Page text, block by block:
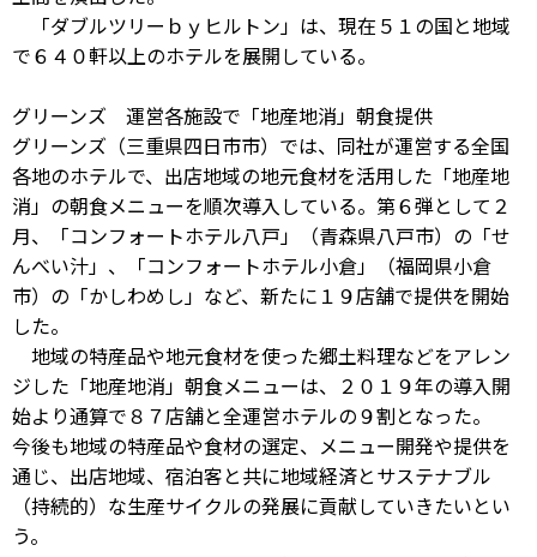
「ダブルツリーｂｙヒルトン」は、現在５１の国と地域
で６４０軒以上のホテルを展開している。
グリーンズ 運営各施設で「地産地消」朝食提供
グリーンズ（三重県四日市市）では、同社が運営する全国
各地のホテルで、出店地域の地元食材を活用した「地産地
消」の朝食メニューを順次導入している。第６弾として２
月、「コンフォートホテル八戸」（青森県八戸市）の「せ
んべい汁」、「コンフォートホテル小倉」（福岡県小倉
市）の「かしわめし」など、新たに１９店舗で提供を開始
した。
地域の特産品や地元食材を使った郷土料理などをアレン
ジした「地産地消」朝食メニューは、２０１９年の導入開
始より通算で８７店舗と全運営ホテルの９割となった。
今後も地域の特産品や食材の選定、メニュー開発や提供を
通じ、出店地域、宿泊客と共に地域経済とサステナブル
（持続的）な生産サイクルの発展に貢献していきたいとい
う。